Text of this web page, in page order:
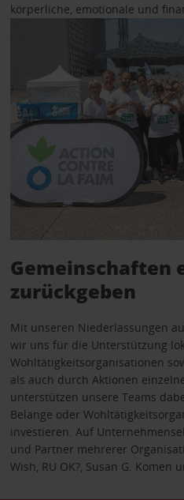
körperliche, emotionale und
Gemeinschaften
zurückgeben
Mit unseren Niederlassungen
wir uns für die Unterstützung
Wohltätigkeitsorganisationen
als auch durch Aktionen
unterstützen unsere Teams
Belange oder
investieren. Auf
und Partner mehrerer
Wish, RU OK?, Susan G. Komen